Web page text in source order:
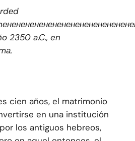
2350 a.C., en
cien años, el matrimonio
en una institución
los antiguos hebreos,